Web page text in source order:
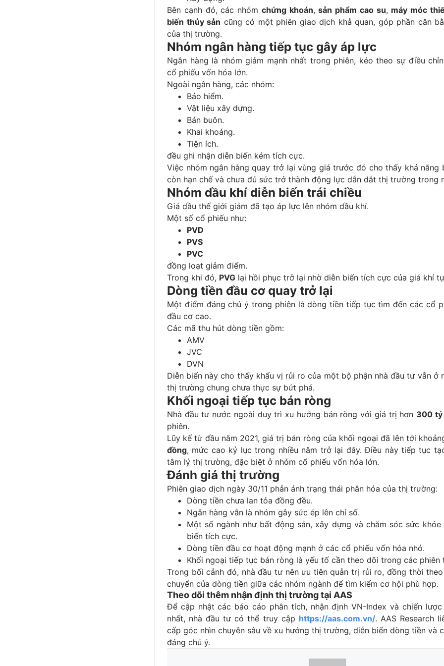
Bên cạnh đó, các nhóm chứng khoán,sản phẩm cao su, máy móc
biến thủy sản cũng có một phiên giao dịch khả quan, góp phần cân
của thị trường.
Nhóm ngân hàng tiếp tục gây áp lực
Ngân hàng là nhóm giảm mạnh nhất trong phiên, kéo theo sự điều
cổ phiếu vốn hóa lớn.
Ngoài ngân hàng, các nhóm:
Bảo hiểm.
Vật liệu xây dựng.
Bán buôn.
Khai khoáng.
Tiện ích.
đều ghi nhận diễn biến kém tích cực.
Việc nhóm ngân hàng quay trở lại vùng giá trước đó cho thấy khả năng
còn hạn chế và chưa đủ sức trở thành động lực dẫn dắt thị trường trong
Nhóm dầu khí diễn biến trái chiều
Giá dầu thế giới giảm đã tạo áp lực lên nhóm dầu khí.
Một số cổ phiếu như:
PVD
PVS
PVC
đồng loạt giảm điểm.
Trong khi đó, PVG lại hồi phục trở lại nhờ diễn biến tích cực của giá khí
Dòng tiền đầu cơ quay trở lại
Một điểm đáng chú ý trong phiên là dòng tiền tiếp tục tìm đến các cổ
đầu cơ cao.
Các mã thu hút dòng tiền gồm:
AMV
JVC
DVN
Diễn biến này cho thấy khẩu vị rủi ro của một bộ phận nhà đầu tư vẫn ở
thị trường chung chưa thực sự bứt phá.
Khối ngoại tiếp tục bán ròng
Nhà đầu tư nước ngoài duy trì xu hướng bán ròng với giá trị hơn 300 tỷ
phiên.
Lũy kế từ đầu năm 2021, giá trị bán ròng của khối ngoại đã lên tới
đồng, mức cao kỷ lục trong nhiều năm trở lại đây. Điều này tiếp tục
tâm lý thị trường, đặc biệt ở nhóm cổ phiếu vốn hóa lớn.
Đánh giá thị trường
Phiên giao dịch ngày 30/11 phản ánh trạng thái phân hóa của thị trường:
Dòng tiền chưa lan tỏa đồng đều.
Ngân hàng vẫn là nhóm gây sức ép lên chỉ số.
Một số ngành như bất động sản, xây dựng và chăm sóc sức
biến tích cực.
Dòng tiền đầu cơ hoạt động mạnh ở các cổ phiếu vốn hóa nhỏ.
Khối ngoại tiếp tục bán ròng là yếu tố cần theo dõi trong các phiên
Trong bối cảnh đó, nhà đầu tư nên ưu tiên quản trị rủi ro, đồng thời
chuyển của dòng tiền giữa các nhóm ngành để tìm kiếm cơ hội phù hợp.
Theo dõi thêm nhận định thị trường tại AAS
Để cập nhật các báo cáo phân tích, nhận định VN-Index và chiến
nhất, nhà đầu tư có thể truy cập https://aas.com.vn/. AAS Research
cấp góc nhìn chuyên sâu về xu hướng thị trường, diễn biến dòng tiền và
đáng chú ý.